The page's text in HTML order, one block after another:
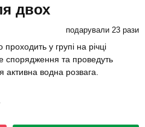
двох
подарували 23 рази
у групі на річці
спорядження та проведуть
активна водна розвага.